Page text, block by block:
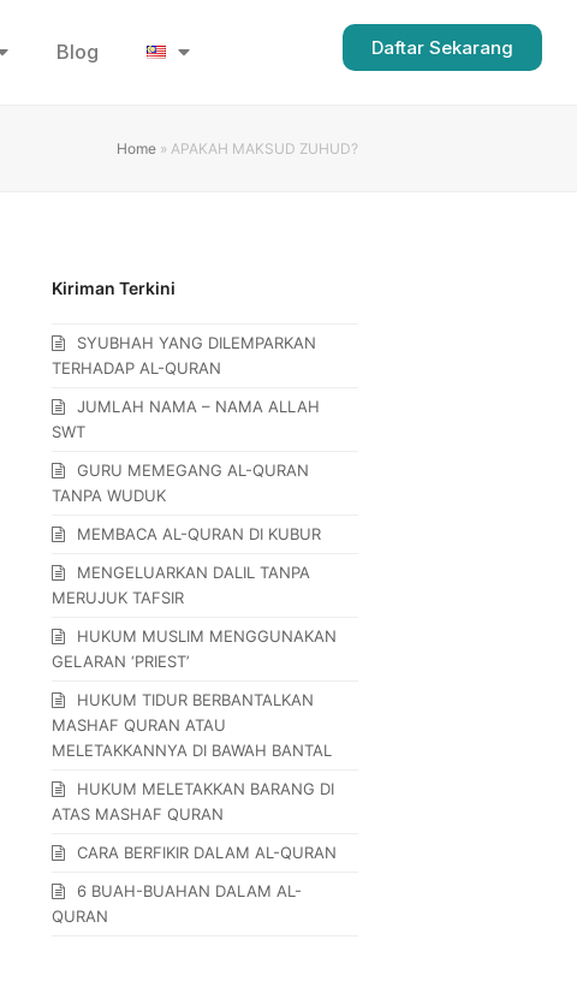
Blog Daftar Sekarang
Home » APAKAH MAKSUD ZUHUD?
Kiriman Terkini
SYUBHAH YANG DILEMPARKAN
TERHADAP AL-QURAN
JUMLAH NAMA – NAMA ALLAH
SWT
GURU MEMEGANG AL-QURAN
TANPA WUDUK
MEMBACA AL-QURAN DI KUBUR
MENGELUARKAN DALIL TANPA
MERUJUK TAFSIR
HUKUM MUSLIM MENGGUNAKAN
GELARAN ‘PRIEST’
HUKUM TIDUR BERBANTALKAN
MASHAF QURAN ATAU
MELETAKKANNYA DI BAWAH BANTAL
HUKUM MELETAKKAN BARANG DI
ATAS MASHAF QURAN
CARA BERFIKIR DALAM AL-QURAN
6 BUAH-BUAHAN DALAM AL-
QURAN